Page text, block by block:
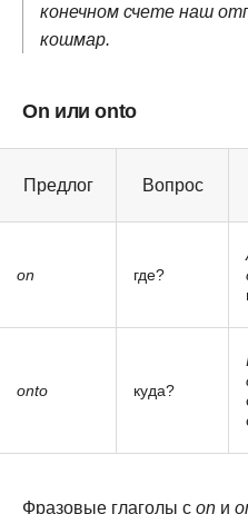
конечном счете наш
кошмар.
On или onto
Предлог Вопрос
on где?
onto куда?
Фразовые глаголы с on и